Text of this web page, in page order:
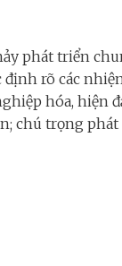
phát triển
định rõ các
hóa, hiện
chú trọng phát